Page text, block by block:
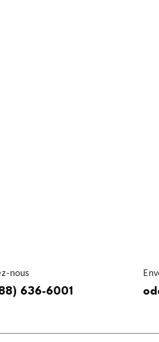
nous
636-6001